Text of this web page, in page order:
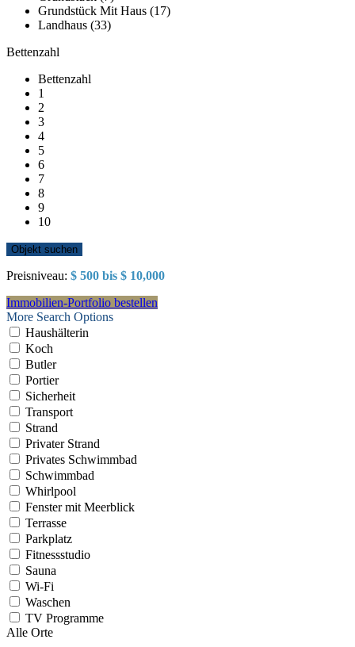
Grundstück Mit Haus (17)
Landhaus (33)
Bettenzahl
Bettenzahl
1
2
3
4
5
6
7
8
9
10
Preisniveau: $ 500 bis $ 10,000
Immobilien-Portfolio bestellen
More Search Options
Haushälterin
Koch
Butler
Portier
Sicherheit
Transport
Strand
Privater Strand
Privates Schwimmbad
Schwimmbad
Whirlpool
Fenster mit Meerblick
Terrasse
Parkplatz
Fitnessstudio
Sauna
Wi-Fi
Waschen
TV Programme
Alle Orte